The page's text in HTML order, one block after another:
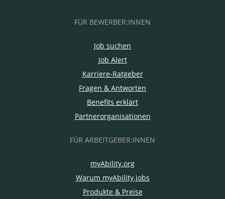
FÜR BEWERBER:INNEN
Job suchen
Job Alert
Karriere-Ratgeber
Fragen & Antworten
Benefits erklärt
Partnerorganisationen
FÜR ARBEITGEBER:INNEN
myAbility.org
Warum myAbility.jobs
Produkte & Preise